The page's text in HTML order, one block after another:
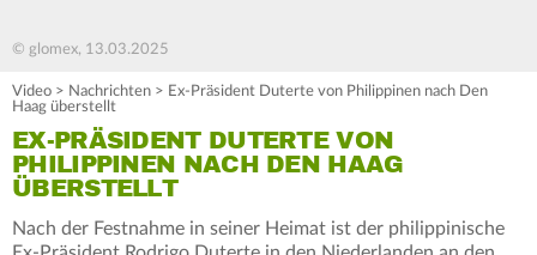
© glomex, 13.03.2025
Video > Nachrichten > Ex-Präsident Duterte von Philippinen nach Den
Haag überstellt
EX-PRÄSIDENT DUTERTE VON
PHILIPPINEN NACH DEN HAAG
ÜBERSTELLT
Nach der Festnahme in seiner Heimat ist der philippinische